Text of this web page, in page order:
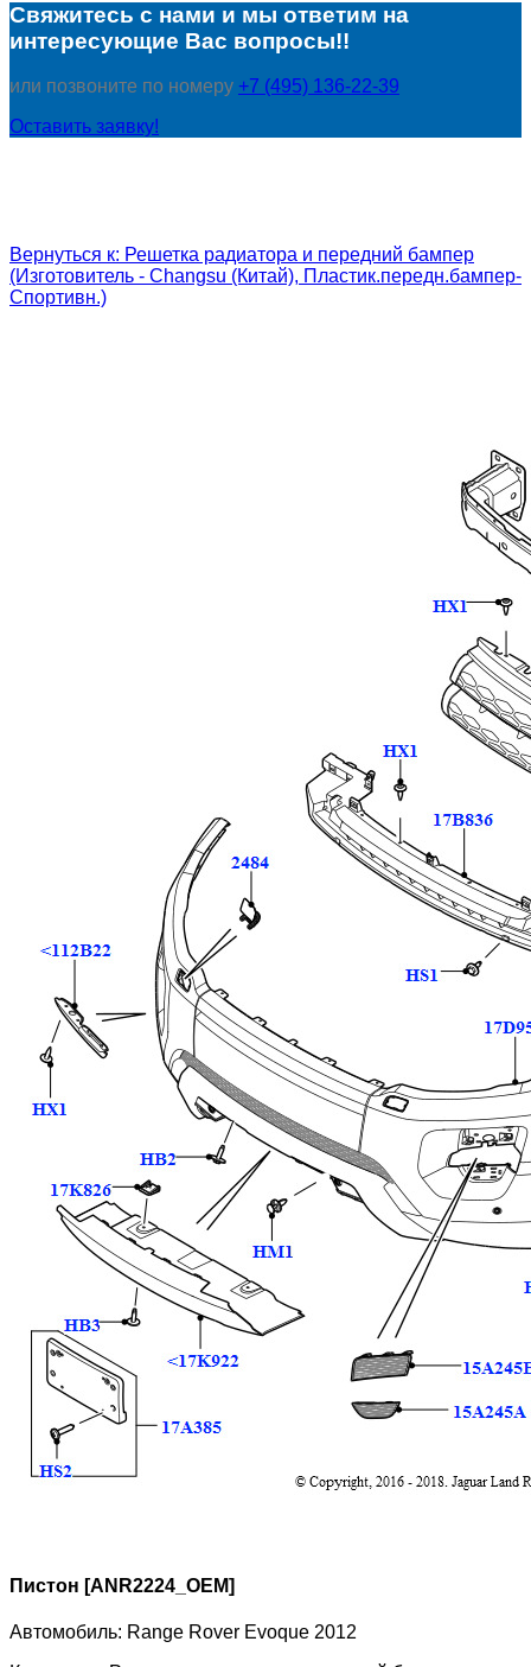
Свяжитесь с нами и мы ответим на
интересующие Вас вопросы!!
или позвоните по номеру +7 (495) 136-22-39
Оставить заявку!
Вернуться к: Решетка радиатора и передний бампер
(Изготовитель - Changsu (Китай), Пластик.передн.бампер-
Спортивн.)
Пистон [ANR2224_OEM]
Автомобиль: Range Rover Evoque 2012